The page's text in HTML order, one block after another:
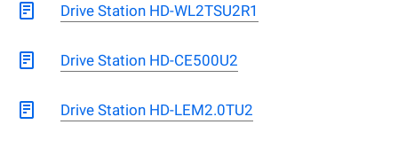
Drive Station HD-WL2TSU2R1
Drive Station HD-CE500U2
Drive Station HD-LEM2.0TU2